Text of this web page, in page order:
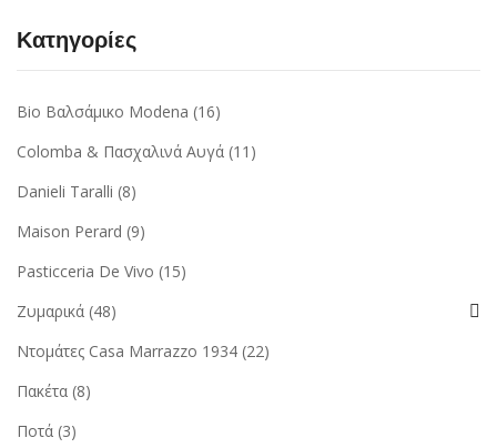
Κατηγορίες
Bio Βαλσάμικο Modena (16)
Colomba & Πασχαλινά Αυγά (11)
Danieli Taralli (8)
Maison Perard (9)
Pasticceria De Vivo (15)
Ζυμαρικά (48)
Ντομάτες Casa Marrazzo 1934 (22)
Πακέτα (8)
Ποτά (3)